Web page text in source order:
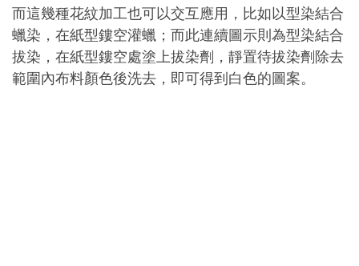
而這幾種花紋加工也可以交互應用，比如以型染結合
蠟染，在紙型鏤空灌蠟；而此連續圖示則為型染結合
拔染，在紙型鏤空處塗上拔染劑，靜置待拔染劑除去
範圍內布料顏色後洗去，即可得到白色的圖案。